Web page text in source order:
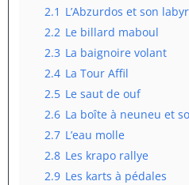
2.1 L’Abzurdos et son
2.2 Le billard maboul
2.3 La baignoire volant
2.4 La Tour Affil
2.5 Le saut de ouf
2.6 La boîte à neuneu et
2.7 L’eau molle
2.8 Les krapo rallye
2.9 Les karts à pédales